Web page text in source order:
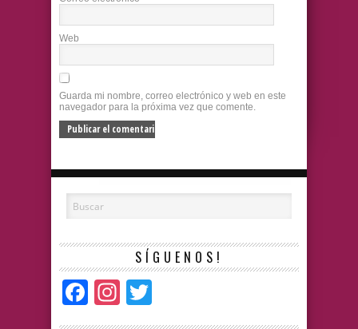
Web
Guarda mi nombre, correo electrónico y web en este
navegador para la próxima vez que comente.
SÍGUENOS!
Facebook
Instagram